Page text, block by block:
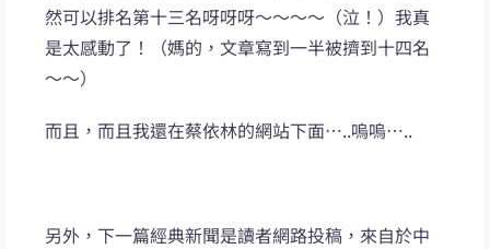
然可以排名第十三名呀呀呀～～～～（泣！）我真
是太感動了！（媽的，文章寫到一半被擠到十四名
～～）
而且，而且我還在蔡依林的網站下面…..嗚嗚…..
另外，下一篇經典新聞是讀者網路投稿，來自於中